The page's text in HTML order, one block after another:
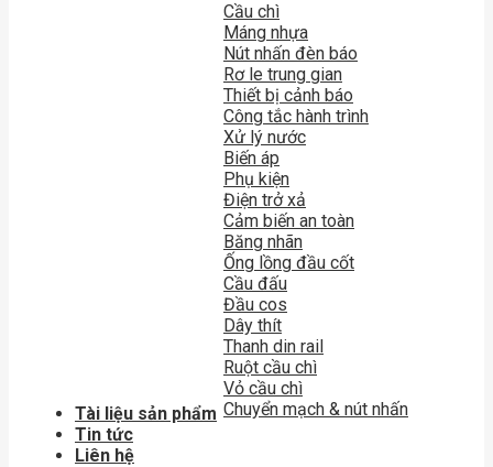
Cầu chì
Máng nhựa
Nút nhấn đèn báo
Rơ le trung gian
Thiết bị cảnh báo
Công tắc hành trình
Xử lý nước
Biến áp
Phụ kiện
Điện trở xả
Cảm biến an toàn
Băng nhãn
Ống lồng đầu cốt
Cầu đấu
Đầu cos
Dây thít
Thanh din rail
Ruột cầu chì
Vỏ cầu chì
Chuyển mạch & nút nhấn
Tài liệu sản phẩm
Tin tức
Liên hệ